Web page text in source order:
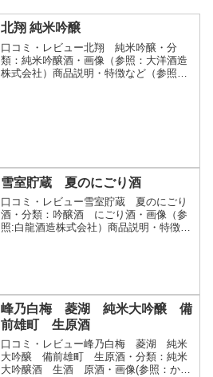
北翔 純米吟醸
口コミ・レビュー北翔 純米吟醸・分
類：純米吟醸酒・画像（参照：大洋酒造
株式会社）商品説明・特徴など（参照：
雪室貯蔵 夏のにごり酒
口コミ・レビュー雪室貯蔵 夏のにごり
酒・分類：吟醸酒 にごり酒・画像（参
照:白龍酒造株式会社）商品説明・特徴な
峰乃白梅 菱湖 純米大吟醸 備
前雄町 生原酒
口コミ・レビュー峰乃白梅 菱湖 純米
大吟醸 備前雄町 生原酒・分類：純米
大吟醸酒 生酒 原酒・画像(参照：かた